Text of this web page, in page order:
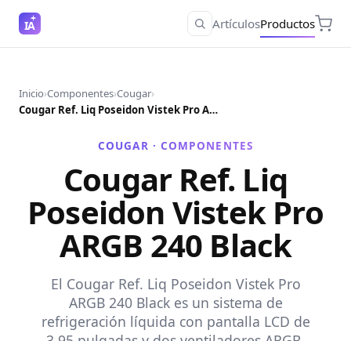
IA ArtículosProductos
Inicio›Componentes›Cougar›
Cougar Ref. Liq Poseidon Vistek Pro ARGB 240 Black
COUGAR · COMPONENTES
Cougar Ref. Liq
Poseidon Vistek Pro
ARGB 240 Black
El Cougar Ref. Liq Poseidon Vistek Pro
ARGB 240 Black es un sistema de
refrigeración líquida con pantalla LCD de